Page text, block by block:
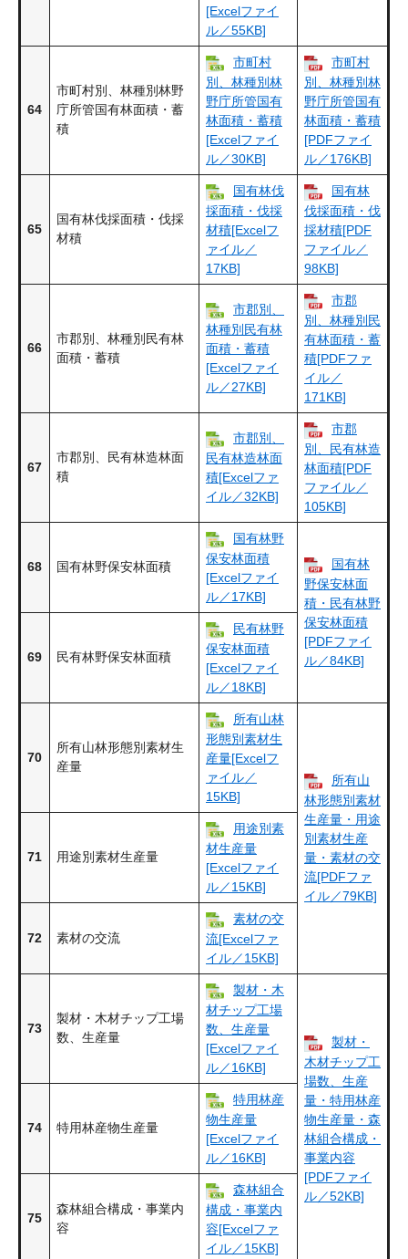
[Excelファイ
ル／55KB]
64
市町村別、林種別林野
庁所管国有林面積・蓄
積
市町村
別、林種別林
野庁所管国有
林面積・蓄積
[Excelファイ
ル／30KB]
市町村
別、林種別林
野庁所管国有
林面積・蓄積
[PDFファイ
ル／176KB]
65
国有林伐採面積・伐採
材積
国有林伐
採面積・伐採
材積[Excelフ
ァイル／
17KB]
国有林
伐採面積・伐
採材積[PDF
ファイル／
98KB]
66
市郡別、林種別民有林
面積・蓄積
市郡別、
林種別民有林
面積・蓄積
[Excelファイ
ル／27KB]
市郡
別、林種別民
有林面積・蓄
積[PDFファ
イル／
171KB]
67
市郡別、民有林造林面
積
市郡別、
民有林造林面
積[Excelファ
イル／32KB]
市郡
別、民有林造
林面積[PDF
ファイル／
105KB]
68 国有林野保安林面積
国有林野
保安林面積
[Excelファイ
ル／17KB]
国有林
野保安林面
積・民有林野
保安林面積
[PDFファイ
ル／84KB]
69 民有林野保安林面積
民有林野
保安林面積
[Excelファイ
ル／18KB]
70
所有山林形態別素材生
産量
所有山林
形態別素材生
産量[Excelフ
ァイル／
15KB]
所有山
林形態別素材
生産量・用途
別素材生産
量・素材の交
流[PDFファ
イル／79KB]
71 用途別素材生産量
用途別素
材生産量
[Excelファイ
ル／15KB]
72 素材の交流
素材の交
流[Excelファ
イル／15KB]
73
製材・木材チップ工場
数、生産量
製材・木
材チップ工場
数、生産量
[Excelファイ
ル／16KB]
製材・
木材チップ工
場数、生産
量・特用林産
物生産量・森
林組合構成・
事業内容
[PDFファイ
ル／52KB]
74 特用林産物生産量
特用林産
物生産量
[Excelファイ
ル／16KB]
75
森林組合構成・事業内
容
森林組合
構成・事業内
容[Excelファ
イル／15KB]